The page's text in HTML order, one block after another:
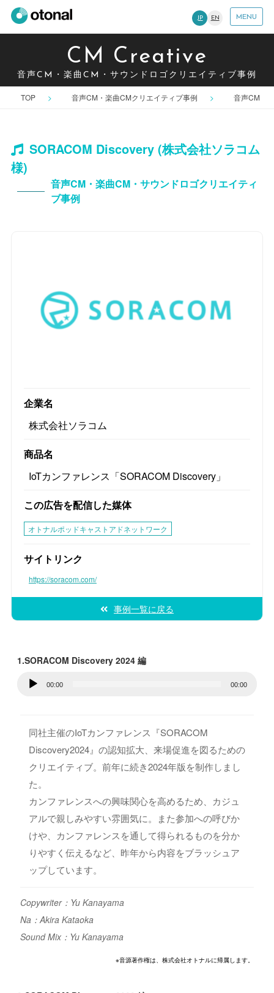
JP EN MENU
CM Creative
音声CM・楽曲CM・サウンドロゴクリエイティブ事例
TOP 音声CM・楽曲CMクリエイティブ事例 音声CM
SORACOM Discovery (株式会社ソラコム
様)
音声CM・楽曲CM・サウンドロゴクリエイティ
ブ事例
企業名
株式会社ソラコム
商品名
IoTカンファレンス「SORACOM Discovery」
この広告を配信した媒体
オトナルポッドキャストアドネットワーク
サイトリンク
https://soracom.com/
事例一覧に戻る
1.SORACOM Discovery 2024 編
00:00 00:00
同社主催のIoTカンファレンス『SORACOM
Discovery2024』の認知拡大、来場促進を図るための
クリエイティブ。前年に続き2024年版を制作しまし
た。
カンファレンスへの興味関心を高めるため、カジュ
アルで親しみやすい雰囲気に。また参加への呼びか
けや、カンファレンスを通して得られるものを分か
りやすく伝えるなど、昨年から内容をブラッシュア
ップしています。
Copywriter：Yu Kanayama
Na：Akira Kataoka
Sound Mix：Yu Kanayama
※音源著作権は、株式会社オトナルに帰属します。